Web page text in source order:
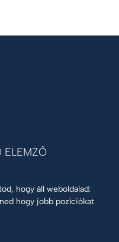
ELEMZŐ
hogy áll weboldalad:
hogy jobb pozíciókat